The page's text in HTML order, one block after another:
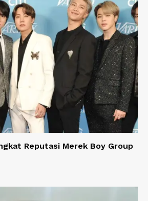
Reputasi Merek Boy Group